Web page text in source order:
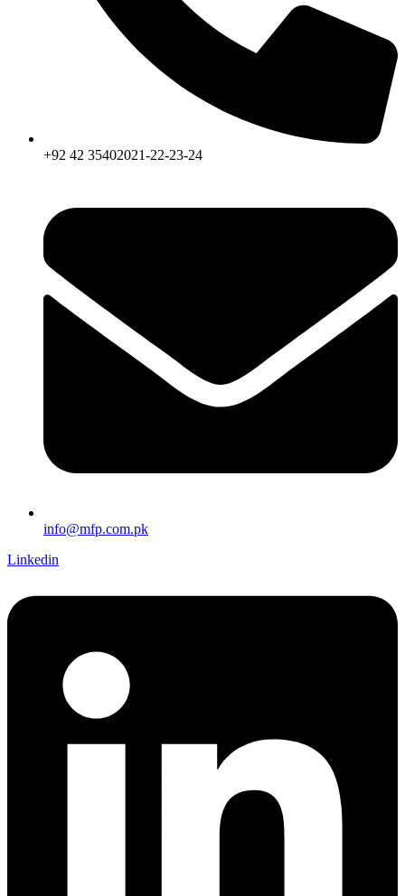
+92 42 35402021-22-23-24
info@mfp.com.pk
Linkedin